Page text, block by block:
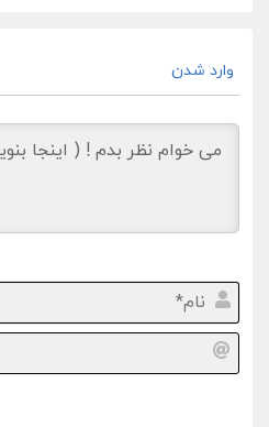
وارد شدن